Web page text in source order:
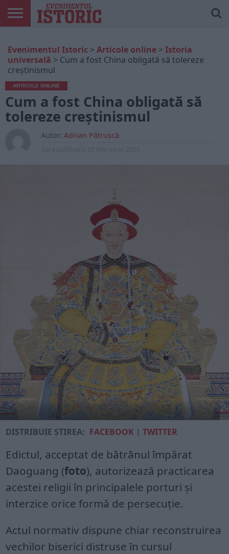
ONLINE
EDIȚII
TIPĂRITE
ISTORIC
PLAY
CONTUL
MEU
Evenimentul Istoric > Articole online > Istoria
universală > Cum a fost China obligată să tolereze
creștinismul
ARTICOLE ONLINE
Cum a fost China obligată să
tolereze creștinismul
Autor: Adrian Pătrușcă
DISTRIBUIE ȘTIREA: FACEBOOK |TWITTER
Edictul, acceptat de bătrânul împărat
Daoguang (foto), autorizează practicarea
acestei religii în principalele porturi și
interzice orice formă de persecuție.
Actul normativ dispune chiar reconstruirea
vechilor biserici distruse în cursul